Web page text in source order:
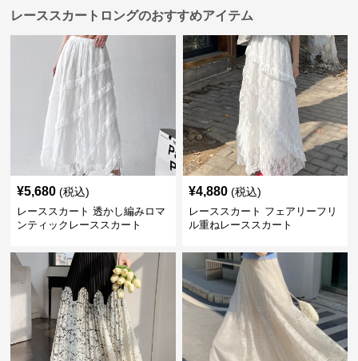
レーススカートロングのおすすめアイテム
¥5,680 (税込)
レーススカート 透かし編みロマ
ンティックレーススカート
¥4,880 (税込)
レーススカート フェアリーフリ
ル重ねレーススカート